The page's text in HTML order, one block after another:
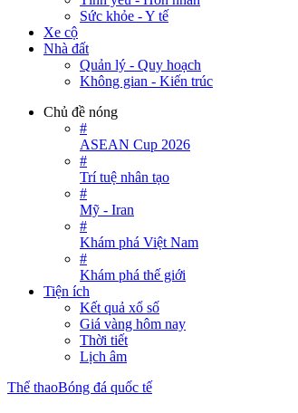
Sức khỏe - Y tế
Xe cộ
Nhà đất
Quản lý - Quy hoạch
Không gian - Kiến trúc
Chủ đề nóng
#
ASEAN Cup 2026
#
Trí tuệ nhân tạo
#
Mỹ - Iran
#
Khám phá Việt Nam
#
Khám phá thế giới
Tiện ích
Kết quả xổ số
Giá vàng hôm nay
Thời tiết
Lịch âm
Thể thaoBóng đá quốc tế